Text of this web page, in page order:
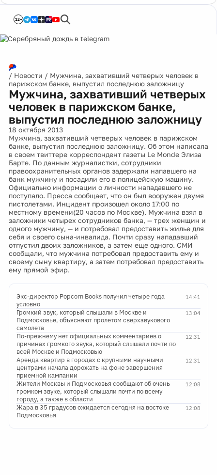
12+
/ Новости / Мужчина, захвативший четверых человек в
парижском банке, выпустил последнюю заложницу
Мужчина, захвативший четверых
человек в парижском банке,
выпустил последнюю заложницу
18 октября 2013
Мужчина, захвативший четверых человек в парижском
банке, выпустил последнюю заложницу. Об этом написала
в своем твиттере корреспондент газеты Le Monde Элиза
Барте. По данным журналистки, сотрудники
правоохранительных органов задержали напавшего на
банк мужчину и посадили его в полицейскую машину.
Официально информации о личности нападавшего не
поступало. Пресса сообщает, что он был вооружен двумя
пистолетами. Инцидент произошел около 17:00 по
местному времени(20 часов по Москве). Мужчина взял в
заложники четырех сотрудников банка, — трех женщин и
одного мужчину, — и потребовал предоставить жилье для
себя и своего сына-инвалида. Почти сразу нападавший
отпустил двоих заложников, а затем еще одного. СМИ
сообщали, что мужчина потребовал предоставить ему и
своему сыну квартиру, а затем потребовал предоставить
ему прямой эфир.
14:41
Экс-директор Popcorn Books получил четыре года
условно
13:04
Громкий звук, который слышали в Москве и
Подмосковье, объясняют пролетом сверхзвукового
самолета
12:31
По-прежнему нет официальных комментариев о
причинах громкого звука, который слышали почти по
всей Москве и Подмосковью
12:31
Аренда квартир в городах с крупными научными
центрами начала дорожать на фоне завершения
приемной кампании
12:08
Жители Москвы и Подмосковья сообщают об очень
громком звуке, который слышали почти по всему
городу, а также в области
12:08
Жара в 35 градусов ожидается сегодня на востоке
Подмосковья